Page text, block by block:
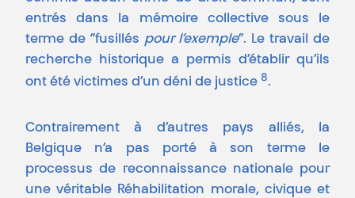
entrés dans la mémoire collective sous le
terme de “fusillés pour l’exemple”. Le travail de
recherche historique a permis d’établir qu’ils
ont été victimes d’un déni de justice 8.
Contrairement à d’autres pays alliés, la
Belgique n’a pas porté à son terme le
processus de reconnaissance nationale pour
une véritable Réhabilitation morale, civique et